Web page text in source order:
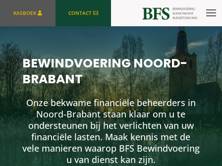
KASBOEK CONTACT
BEWINDVOERING NOORD-
BRABANT
Onze bekwame financiële beheerders in
Noord-Brabant staan klaar om u te
ondersteunen bij het verlichten van uw
financiële lasten. Maak kennis met de
vele manieren waarop BFS Bewindvoering
u van dienst kan zijn.